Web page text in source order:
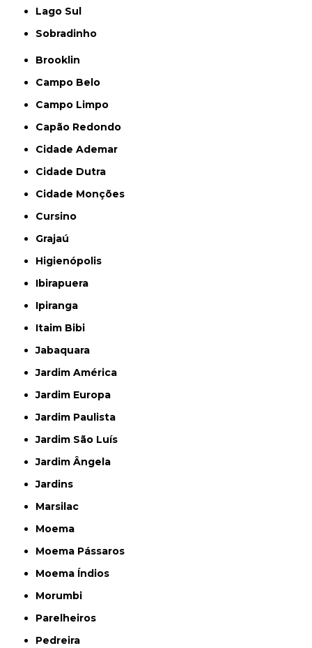
Lago Sul
Sobradinho
Brooklin
Campo Belo
Campo Limpo
Capão Redondo
Cidade Ademar
Cidade Dutra
Cidade Monções
Cursino
Grajaú
Higienópolis
Ibirapuera
Ipiranga
Itaim Bibi
Jabaquara
Jardim América
Jardim Europa
Jardim Paulista
Jardim São Luís
Jardim Ângela
Jardins
Marsilac
Moema
Moema Pássaros
Moema Índios
Morumbi
Parelheiros
Pedreira